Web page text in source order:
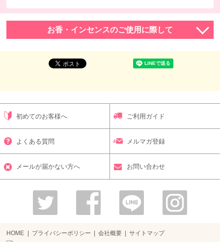
お香・インセンスのご使用に際して
初めてのお客様へ ご利用ガイド
よくある質問 メルマガ登録
メールが届かない方へ お問い合わせ
HOME プライバシーポリシー 会社概要 サイトマップ